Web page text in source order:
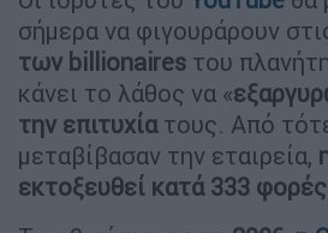
σήμερα να φιγουράρουν
των billionaires του
κάνει το λάθος να «
την επιτυχίατους. Από
μεταβίβασαν την εταιρεία,
εκτοξευθεί κατά 333 φορές